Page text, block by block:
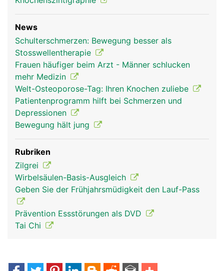
News
Schulterschmerzen: Bewegung besser als
Stosswellentherapie
Frauen häufiger beim Arzt - Männer schlucken
mehr Medizin
Welt-Osteoporose-Tag: Ihren Knochen zuliebe
Patientenprogramm hilft bei Schmerzen und
Depressionen
Bewegung hält jung
Rubriken
Zilgrei
Wirbelsäulen-Basis-Ausgleich
Geben Sie der Frühjahrsmüdigkeit den Lauf-Pass
Prävention Essstörungen als DVD
Tai Chi